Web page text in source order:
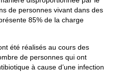
de personnes vivant dans des
85% de la charge
été réalisés au cours des
de personnes qui ont
à cause d’une infection